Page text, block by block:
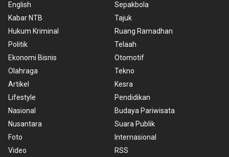
English
Kabar NTB
Hukum Kriminal
Politik
Ekonomi Bisnis
Olahraga
Artikel
Lifestyle
Nasional
Nusantara
Foto
Video
Sepakbola
Tajuk
Ruang Ramadhan
Telaah
Otomotif
Tekno
Kesra
Pendidikan
Budaya Pariwisata
Suara Publik
Internasional
RSS